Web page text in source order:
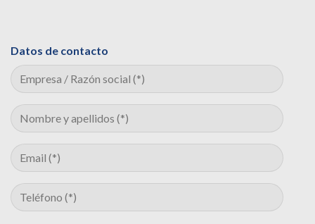
Datos de contacto